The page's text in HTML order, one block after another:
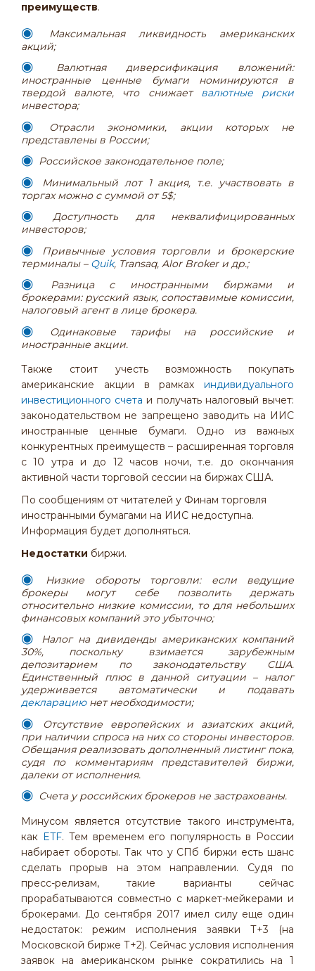
преимуществ.
Максимальная ликвидность американских
акций;
Валютная диверсификация вложений:
иностранные ценные бумаги номинируются в
твердой валюте, что снижает валютные риски
инвестора;
Отрасли экономики, акции которых не
представлены в России;
Российское законодательное поле;
Минимальный лот 1 акция, т.е. участвовать в
торгах можно с суммой от 5$;
Доступность для неквалифицированных
инвесторов;
Привычные условия торговли и брокерские
терминалы – Quik, Transaq, Alor Broker и др.;
Разница с иностранными биржами и
брокерами: русский язык, сопоставимые комиссии,
налоговый агент в лице брокера.
Одинаковые тарифы на российские и
иностранные акции.
Также стоит учесть возможность покупать
американские акции в рамках индивидуального
инвестиционного счета и получать налоговый вычет:
законодательством не запрещено заводить на ИИС
иностранные ценные бумаги. Одно из важных
конкурентных преимуществ – расширенная торговля
с 10 утра и до 12 часов ночи, т.е. до окончания
активной части торговой сессии на биржах США.
По сообщениям от читателей у Финам торговля
иностранными бумагами на ИИС недоступна.
Информация будет дополняться.
Недостатки биржи.
Низкие обороты торговли: если ведущие
брокеры могут себе позволить держать
относительно низкие комиссии, то для небольших
финансовых компаний это убыточно;
Налог на дивиденды американских компаний
30%, поскольку взимается зарубежным
депозитарием по законодательству США.
Единственный плюс в данной ситуации – налог
удерживается автоматически и подавать
декларациюнет необходимости;
Отсутствие европейских и азиатских акций,
при наличии спроса на них со стороны инвесторов.
Обещания реализовать дополненный листинг пока,
судя по комментариям представителей биржи,
далеки от исполнения.
Счета у российских брокеров не застрахованы.
Минусом является отсутствие такого инструмента,
как ETF. Тем временем его популярность в России
набирает обороты. Так что у СПб биржи есть шанс
сделать прорыв на этом направлении. Судя по
пресс-релизам, такие варианты сейчас
прорабатываются совместно с маркет-мейкерами и
брокерами. До сентября 2017 имел силу еще один
недостаток: режим исполнения заявки Т+3 (на
Московской бирже Т+2). Сейчас условия исполнения
заявок на американском рынке сократились на 1